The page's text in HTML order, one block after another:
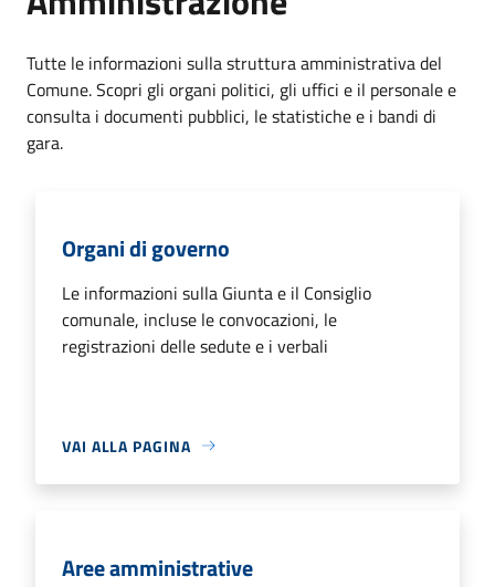
Tutte le informazioni sulla struttura amministrativa del
Comune. Scopri gli organi politici, gli uffici e il personale e
consulta i documenti pubblici, le statistiche e i bandi di
gara.
Organi di governo
Le informazioni sulla Giunta e il Consiglio
comunale, incluse le convocazioni, le
registrazioni delle sedute e i verbali
VAI ALLA PAGINA
Aree amministrative